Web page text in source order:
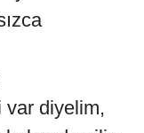
var diyelim,